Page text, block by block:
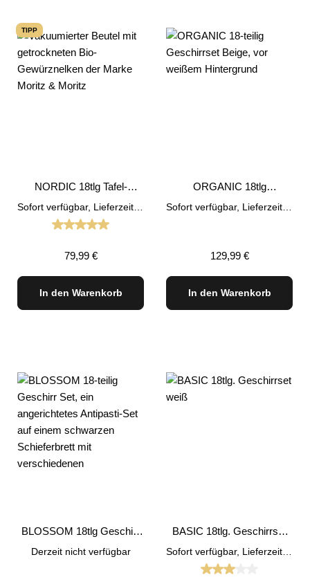
TIPP
NORDIC 18tlg Tafel-
Schwarz
Sofort verfügbar, Lieferzeit: 1-3 Tage
Durchschnittliche Bewertung von 5 von 5 Sternen
Regulärer Preis:
79,99 €
In den Warenkorb
ORGANIC 18tlg
Sofort verfügbar, Lieferzeit: 1-3 Tage
Regulärer Preis:
129,99 €
In den Warenkorb
BLOSSOM 18tlg Geschirr
Derzeit nicht verfügbar
BASIC 18tlg. Geschirrset
Sofort verfügbar, Lieferzeit: 1-3 Tage
Durchschnittliche